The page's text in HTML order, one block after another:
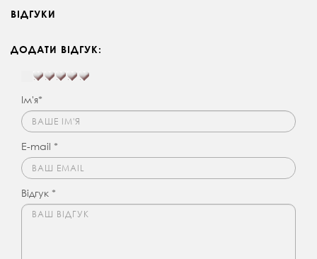
ВІДГУКИ
ДОДАТИ ВІДГУК:
Ім'я*
E-mail *
Відгук *